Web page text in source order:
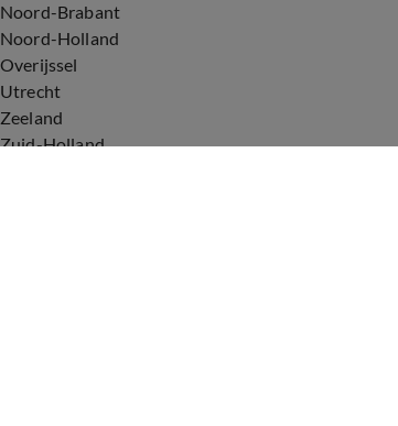
Noord-Brabant
Noord-Holland
Overijssel
Utrecht
Zeeland
Zuid-Holland